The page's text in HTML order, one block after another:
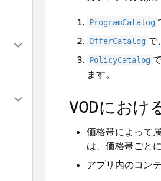
ProgramCatalog
OfferCatalog で
PolicyCatalog
ます。
VODにおけ
価格帯によって
は、価格帯ごと
アプリ内のコン